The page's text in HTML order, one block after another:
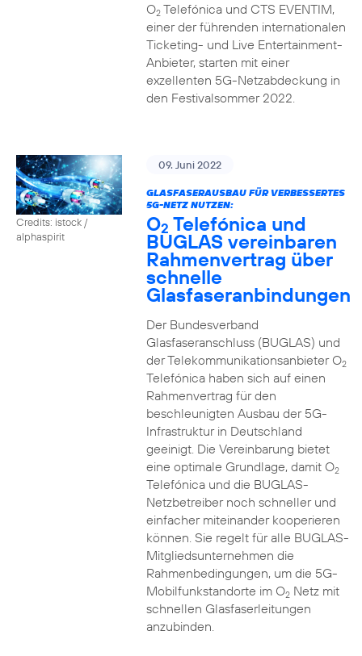
O2Telefónica und CTS EVENTIM,
einer der führenden internationalen
Ticketing- und Live Entertainment-
Anbieter, starten mit einer
exzellenten 5G-Netzabdeckung in
den Festivalsommer 2022.
Credits: istock /
alphaspirit
09. Juni 2022
GLASFASERAUSBAU FÜR VERBESSERTES
5G-NETZ NUTZEN:
O2 Telefónica und
BUGLAS vereinbaren
Rahmenvertrag über
schnelle
Glasfaseranbindungen
Der Bundesverband
Glasfaseranschluss (BUGLAS) und
der Telekommunikationsanbieter O2
Telefónica haben sich auf einen
Rahmenvertrag für den
beschleunigten Ausbau der 5G-
Infrastruktur in Deutschland
geeinigt. Die Vereinbarung bietet
eine optimale Grundlage, damit O2
Telefónica und die BUGLAS-
Netzbetreiber noch schneller und
einfacher miteinander kooperieren
können. Sie regelt für alle BUGLAS-
Mitgliedsunternehmen die
Rahmenbedingungen, um die 5G-
Mobilfunkstandorte im O2Netz mit
schnellen Glasfaserleitungen
anzubinden.